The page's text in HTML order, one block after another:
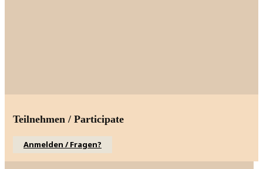
Teilnehmen / Participate
Anmelden / Fragen?